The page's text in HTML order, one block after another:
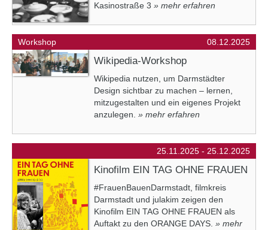
Kasinostraße 3 » mehr erfahren
Workshop 08.12.2025
Wikipedia-Workshop
Wikipedia nutzen, um Darmstädter
Design sichtbar zu machen – lernen,
mitzugestalten und ein eigenes Projekt
anzulegen. » mehr erfahren
25.11.2025 - 25.12.2025
Kinofilm EIN TAG OHNE FRAUEN
#FrauenBauenDarmstadt, filmkreis
Darmstadt und julakim zeigen den
Kinofilm EIN TAG OHNE FRAUEN als
Auftakt zu den ORANGE DAYS. » mehr